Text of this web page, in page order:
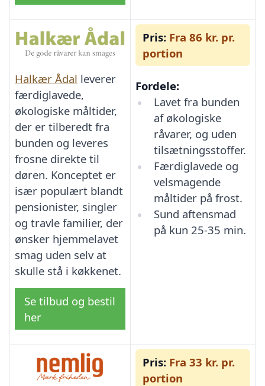
Halkær Ådal leverer
færdiglavede,
økologiske måltider,
der er tilberedt fra
bunden og leveres
frosne direkte til
døren. Konceptet er
især populært blandt
pensionister, singler
og travle familier, der
ønsker hjemmelavet
smag uden selv at
skulle stå i køkkenet.
Se tilbud og bestil
her
Pris: Fra 86 kr. pr.
portion
Fordele:
Lavet fra bunden
af økologiske
råvarer, og uden
tilsætningsstoffer.
Færdiglavede og
velsmagende
måltider på frost.
Sund aftensmad
på kun 25-35 min.
Pris: Fra 33 kr. pr.
portion